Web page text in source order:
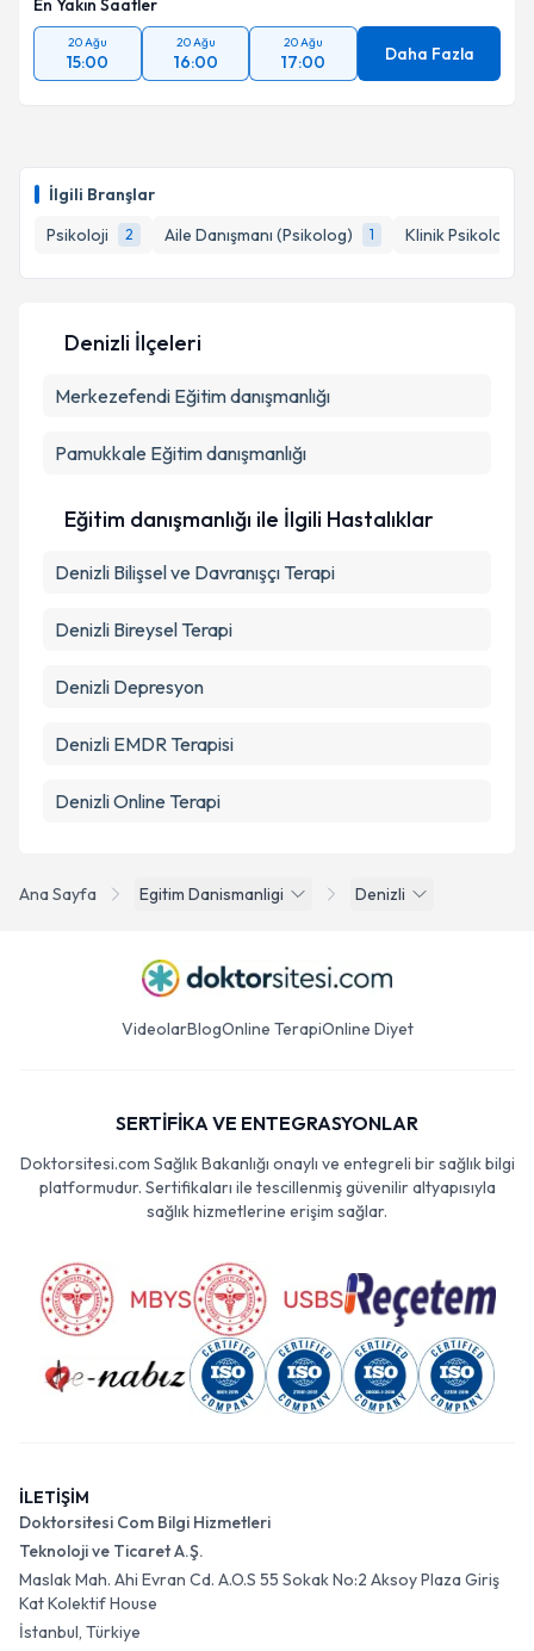
İlgili Branşlar
Psikoloji
2 Aile Danışmanı (Psikolog) 1 Klinik Psikolog
En Yakın Saatler
20 Ağu
15:00
20 Ağu
16:00
20 Ağu
17:00 Daha Fazla
Ana Sayfa Egitim Danismanligi Denizli
Denizli İlçeleri
Merkezefendi Eğitim danışmanlığı
Pamukkale Eğitim danışmanlığı
Eğitim danışmanlığı ile İlgili Hastalıklar
Denizli Bilişsel ve Davranışçı Terapi
Denizli Bireysel Terapi
Denizli Depresyon
Denizli EMDR Terapisi
Denizli Online Terapi
VideolarBlogOnline TerapiOnline Diyet
SERTİFİKA VE ENTEGRASYONLAR
Doktorsitesi.com Sağlık Bakanlığı onaylı ve entegreli bir sağlık bilgi
platformudur. Sertifikaları ile tescillenmiş güvenilir altyapısıyla
sağlık hizmetlerine erişim sağlar.
İLETİŞİM
Doktorsitesi Com Bilgi Hizmetleri
Teknoloji ve Ticaret A.Ş.
Maslak Mah. Ahi Evran Cd. A.O.S 55 Sokak No:2 Aksoy Plaza Giriş
Kat Kolektif House
İstanbul, Türkiye